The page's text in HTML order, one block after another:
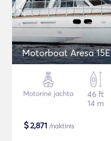
Motorboat Aresa 15E
Motorinė jachta
46 ft
14 m
$2,871 /naktinis